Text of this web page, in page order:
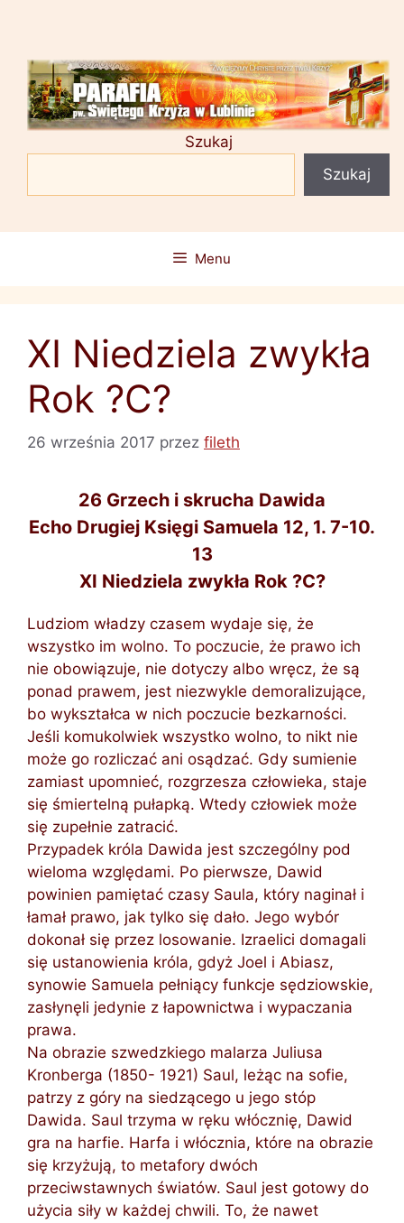
treści
Szukaj
Szukaj
Menu
XI Niedziela zwykła
Rok ?C?
26 września 2017 przez fileth
26 Grzech i skrucha Dawida
Echo Drugiej Księgi Samuela 12, 1. 7-10.
13
XI Niedziela zwykła Rok ?C?
Ludziom władzy czasem wydaje się, że
wszystko im wolno. To poczucie, że prawo ich
nie obowiązuje, nie dotyczy albo wręcz, że są
ponad prawem, jest niezwykle demoralizujące,
bo wykształca w nich poczucie bezkarności.
Jeśli komukolwiek wszystko wolno, to nikt nie
może go rozliczać ani osądzać. Gdy sumienie
zamiast upomnieć, rozgrzesza człowieka, staje
się śmiertelną pułapką. Wtedy człowiek może
się zupełnie zatracić.
Przypadek króla Dawida jest szczególny pod
wieloma względami. Po pierwsze, Dawid
powinien pamiętać czasy Saula, który naginał i
łamał prawo, jak tylko się dało. Jego wybór
dokonał się przez losowanie. Izraelici domagali
się ustanowienia króla, gdyż Joel i Abiasz,
synowie Samuela pełniący funkcje sędziowskie,
zasłynęli jedynie z łapownictwa i wypaczania
prawa.
Na obrazie szwedzkiego malarza Juliusa
Kronberga (1850- 1921) Saul, leżąc na sofie,
patrzy z góry na siedzącego u jego stóp
Dawida. Saul trzyma w ręku włócznię, Dawid
gra na harfie. Harfa i włócznia, które na obrazie
się krzyżują, to metafory dwóch
przeciwstawnych światów. Saul jest gotowy do
użycia siły w każdej chwili. To, że nawet